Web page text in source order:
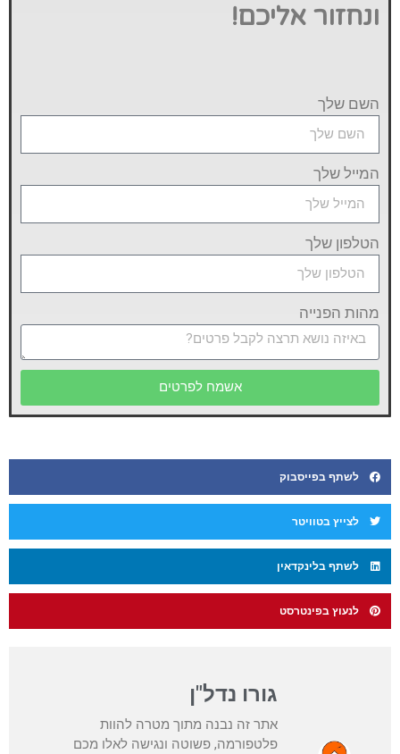
ונחזור אליכם!
השם שלך
המייל שלך
הטלפון שלך
מהות הפנייה
אשמח לפרטים
לשתף בפייסבוק
לצייץ בטוויטר
לשתף בלינקדאין
לנעוץ בפינטרסט
גורו נדל"ן
אתר זה נבנה מתוך מטרה להוות
פלטפורמה, פשוטה ונגישה לאלו מכם